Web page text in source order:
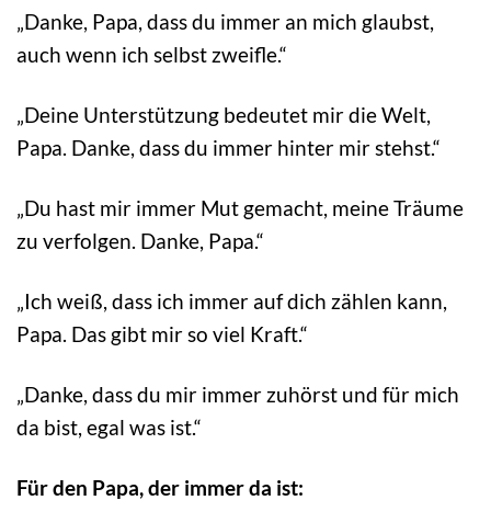
„Danke, Papa, dass du immer an mich glaubst,
auch wenn ich selbst zweifle.“
„Deine Unterstützung bedeutet mir die Welt,
Papa. Danke, dass du immer hinter mir stehst.“
„Du hast mir immer Mut gemacht, meine Träume
zu verfolgen. Danke, Papa.“
„Ich weiß, dass ich immer auf dich zählen kann,
Papa. Das gibt mir so viel Kraft.“
„Danke, dass du mir immer zuhörst und für mich
da bist, egal was ist.“
Für den Papa, der immer da ist: